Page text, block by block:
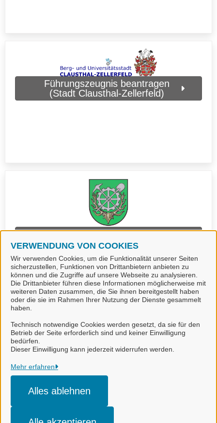
VERWENDUNG VON COOKIES
Wir verwenden Cookies, um die Funktionalität unserer Seiten
sicherzustellen, Funktionen von Drittanbietern anbieten zu
können und die Zugriffe auf unsere Webseite zu analysieren.
Die Drittanbieter führen diese Informationen möglicherweise mit
weiteren Daten zusammen, die Sie ihnen bereitgestellt haben
oder die sie im Rahmen Ihrer Nutzung der Dienste gesammelt
haben.
Technisch notwendige Cookies werden gesetzt, da sie für den
Betrieb der Seite erforderlich sind und keiner Einwilligung
bedürfen.
Dieser Einwilligung kann jederzeit widerrufen werden.
Mehr erfahren
Alles ablehnen
Führungszeugnis beantragen
(Stadt Clausthal-Zellerfeld)
Führungszeugnis beantragen
(Stadt Langelsheim)
Landkreis Goslar
Alle Rechte vorbehalten
Datenschutzerklärung